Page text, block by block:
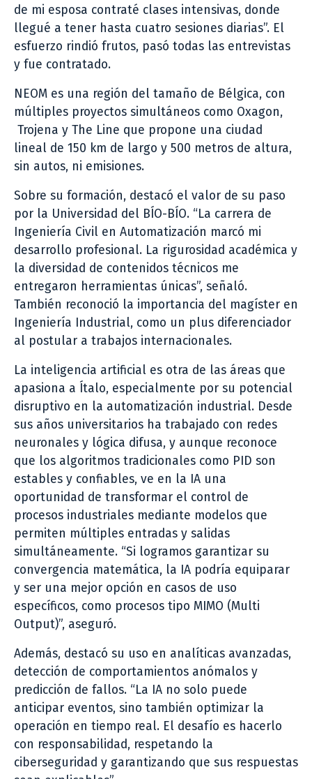
de mi esposa contraté clases intensivas, donde
llegué a tener hasta cuatro sesiones diarias”. El
esfuerzo rindió frutos, pasó todas las entrevistas
y fue contratado.
NEOM es una región del tamaño de Bélgica, con
múltiples proyectos simultáneos como Oxagon,
Trojena y The Line que propone una ciudad
lineal de 150 km de largo y 500 metros de altura,
sin autos, ni emisiones.
Sobre su formación, destacó el valor de su paso
por la Universidad del BÍO-BÍO. “La carrera de
Ingeniería Civil en Automatización marcó mi
desarrollo profesional. La rigurosidad académica y
la diversidad de contenidos técnicos me
entregaron herramientas únicas”, señaló.
También reconoció la importancia del magíster en
Ingeniería Industrial, como un plus diferenciador
al postular a trabajos internacionales.
La inteligencia artificial es otra de las áreas que
apasiona a Ítalo, especialmente por su potencial
disruptivo en la automatización industrial. Desde
sus años universitarios ha trabajado con redes
neuronales y lógica difusa, y aunque reconoce
que los algoritmos tradicionales como PID son
estables y confiables, ve en la IA una
oportunidad de transformar el control de
procesos industriales mediante modelos que
permiten múltiples entradas y salidas
simultáneamente. “Si logramos garantizar su
convergencia matemática, la IA podría equiparar
y ser una mejor opción en casos de uso
específicos, como procesos tipo MIMO (Multi
Output)”, aseguró.
Además, destacó su uso en analíticas avanzadas,
detección de comportamientos anómalos y
predicción de fallos. “La IA no solo puede
anticipar eventos, sino también optimizar la
operación en tiempo real. El desafío es hacerlo
con responsabilidad, respetando la
ciberseguridad y garantizando que sus respuestas